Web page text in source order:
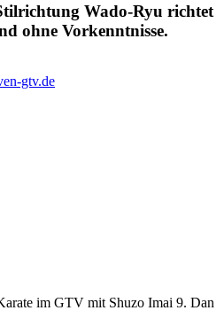
Wado-Ryu richtet
ohne Vorkenntnisse.
gtv.de
im GTV mit Shuzo Imai 9. Dan